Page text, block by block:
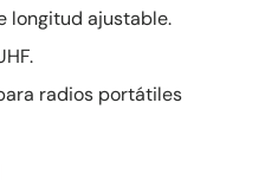
longitud ajustable.
radios portátiles